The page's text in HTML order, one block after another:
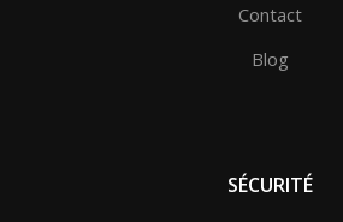
Contact
Blog
SÉCURITÉ